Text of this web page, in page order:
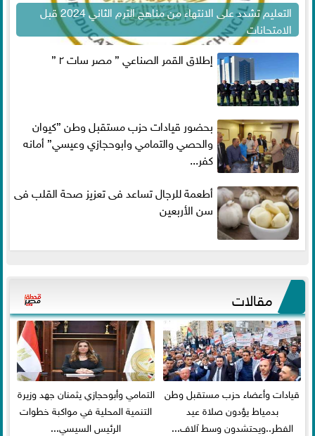
التعليم تشدد على الانتهاء من مناهج الترم الثاني 2024 قبل
الامتحانات
إطلاق القمر الصناعي ” مصر سات ٢ ”
بحضور قيادات حزب مستقبل وطن ”كيوان
والحصي والتمامي وابوحجازي وعيسي” أمانه
كفر...
أطعمة للرجال تساعد فى تعزيز صحة القلب فى
سن الأربعين
مقالات
قيادات وأعضاء حزب مستقبل وطن
بدمياط يؤدون صلاة عيد
الفطر..ويحتشدون وسط آلاف...
التمامي وأبوحجازي يثمنان جهد وزيرة
التنمية المحلية في مواكبة خطوات
الرئيس السيسي...